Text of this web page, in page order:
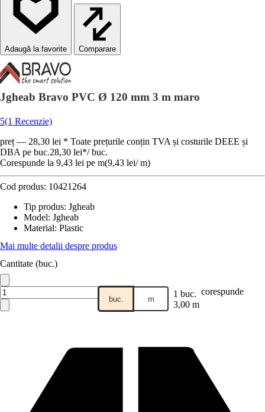
Comparare
Jgheab Bravo PVC Ø 120 mm 3 m maro
5(1 Recenzie)
preț — 28,30 lei * Toate prețurile conțin TVA și costurile DEEE și
DBA pe buc.28,30 lei*/ buc.
Corespunde la 9,43 lei pe m(9,43 lei/ m)
Cod produs: 10421264
Tip produs: Jgheab
Model: Jgheab
Material: Plastic
Mai multe detalii despre produs
Cantitate (buc.)
buc. m 1 buc. corespunde
3,00 m